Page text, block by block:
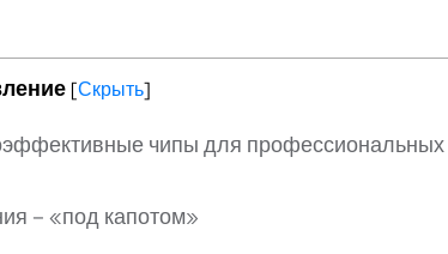
[Скрыть]
чипы для профессиональных
– «под капотом»